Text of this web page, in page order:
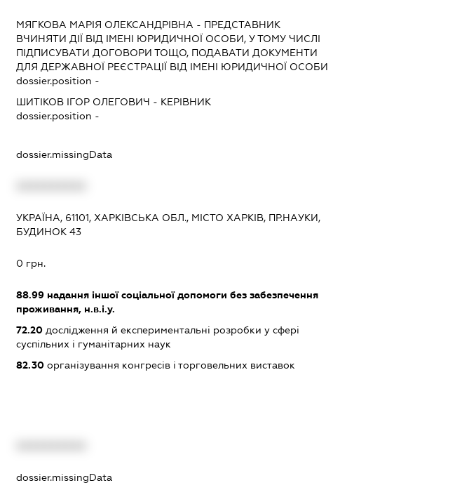
МЯГКОВА МАРІЯ ОЛЕКСАНДРІВНА - ПРЕДСТАВНИК
ВЧИНЯТИ ДІЇ ВІД ІМЕНІ ЮРИДИЧНОЇ ОСОБИ, У ТОМУ ЧИСЛІ
ПІДПИСУВАТИ ДОГОВОРИ ТОЩО, ПОДАВАТИ ДОКУМЕНТИ
ДЛЯ ДЕРЖАВНОЇ РЕЄСТРАЦІЇ ВІД ІМЕНІ ЮРИДИЧНОЇ ОСОБИ
dossier.position -
ШИТІКОВ ІГОР ОЛЕГОВИЧ - КЕРІВНИК
dossier.position -
dossier.missingData
УКРАЇНА, 61101, ХАРКІВСЬКА ОБЛ., МІСТО ХАРКІВ, ПР.НАУКИ,
БУДИНОК 43
0 грн.
88.99 надання іншої соціальної допомоги без забезпечення
проживання, н.в.і.у.
72.20 дослідження й експериментальні розробки у сфері
суспільних і гуманітарних наук
82.30 організування конгресів і торговельних виставок
dossier.missingData